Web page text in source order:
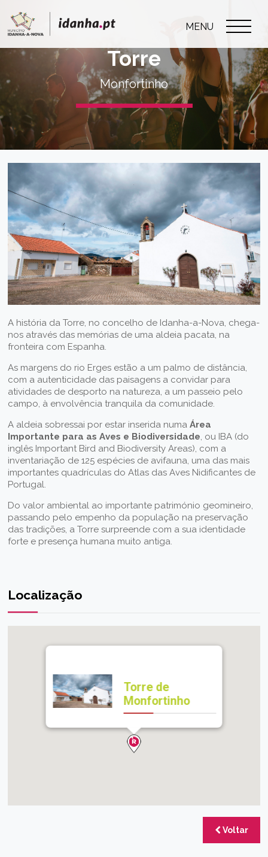
MENU
Torre
Monfortinho
A história da Torre, no concelho de Idanha-a-Nova, chega-
nos através das memórias de uma aldeia pacata, na
fronteira com Espanha.
As margens do rio Erges estão a um palmo de distância,
com a autenticidade das paisagens a convidar para
atividades de desporto na natureza, a um passeio pelo
campo, à envolvência tranquila da comunidade.
A aldeia sobressai por estar inserida numaÁrea
Importante para as Aves e Biodiversidade, ou IBA (do
inglês Important Bird and Biodiversity Areas), com a
inventariação de 125 espécies de avifauna, uma das mais
importantes quadrículas do Atlas das Aves Nidificantes de
Portugal.
Do valor ambiental ao importante património geomineiro,
passando pelo empenho da população na preservação
das tradições, a Torre surpreende com a sua identidade
forte e presença humana muito antiga.
Localização
Torre de
Monfortinho
Voltar